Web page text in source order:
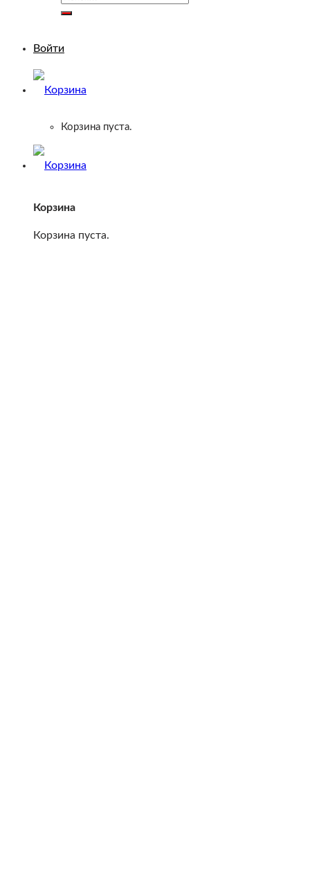
Войти
Корзина пуста.
Корзина
Корзина пуста.